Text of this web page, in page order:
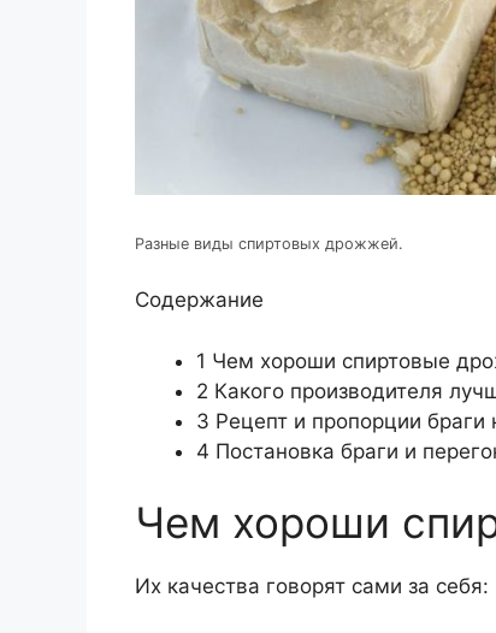
Разные виды спиртовых дрожжей.
Содержание
1 Чем хороши спиртовые
2 Какого производителя
3 Рецепт и пропорции
4 Постановка браги и
Чем хороши
Их качества говорят сами за себя: